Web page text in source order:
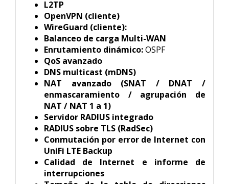
L2TP
OpenVPN (cliente)
WireGuard (cliente):
Balanceo de carga Multi-WAN
Enrutamiento dinámico:OSPF
QoS avanzado
DNS multicast (mDNS)
NAT avanzado (SNAT / DNAT /
enmascaramiento / agrupación de
NAT / NAT 1 a 1)
Servidor RADIUS integrado
RADIUS sobre TLS (RadSec)
Conmutación por error de Internet con
UniFi LTE Backup
Calidad de Internet e informe de
interrupciones